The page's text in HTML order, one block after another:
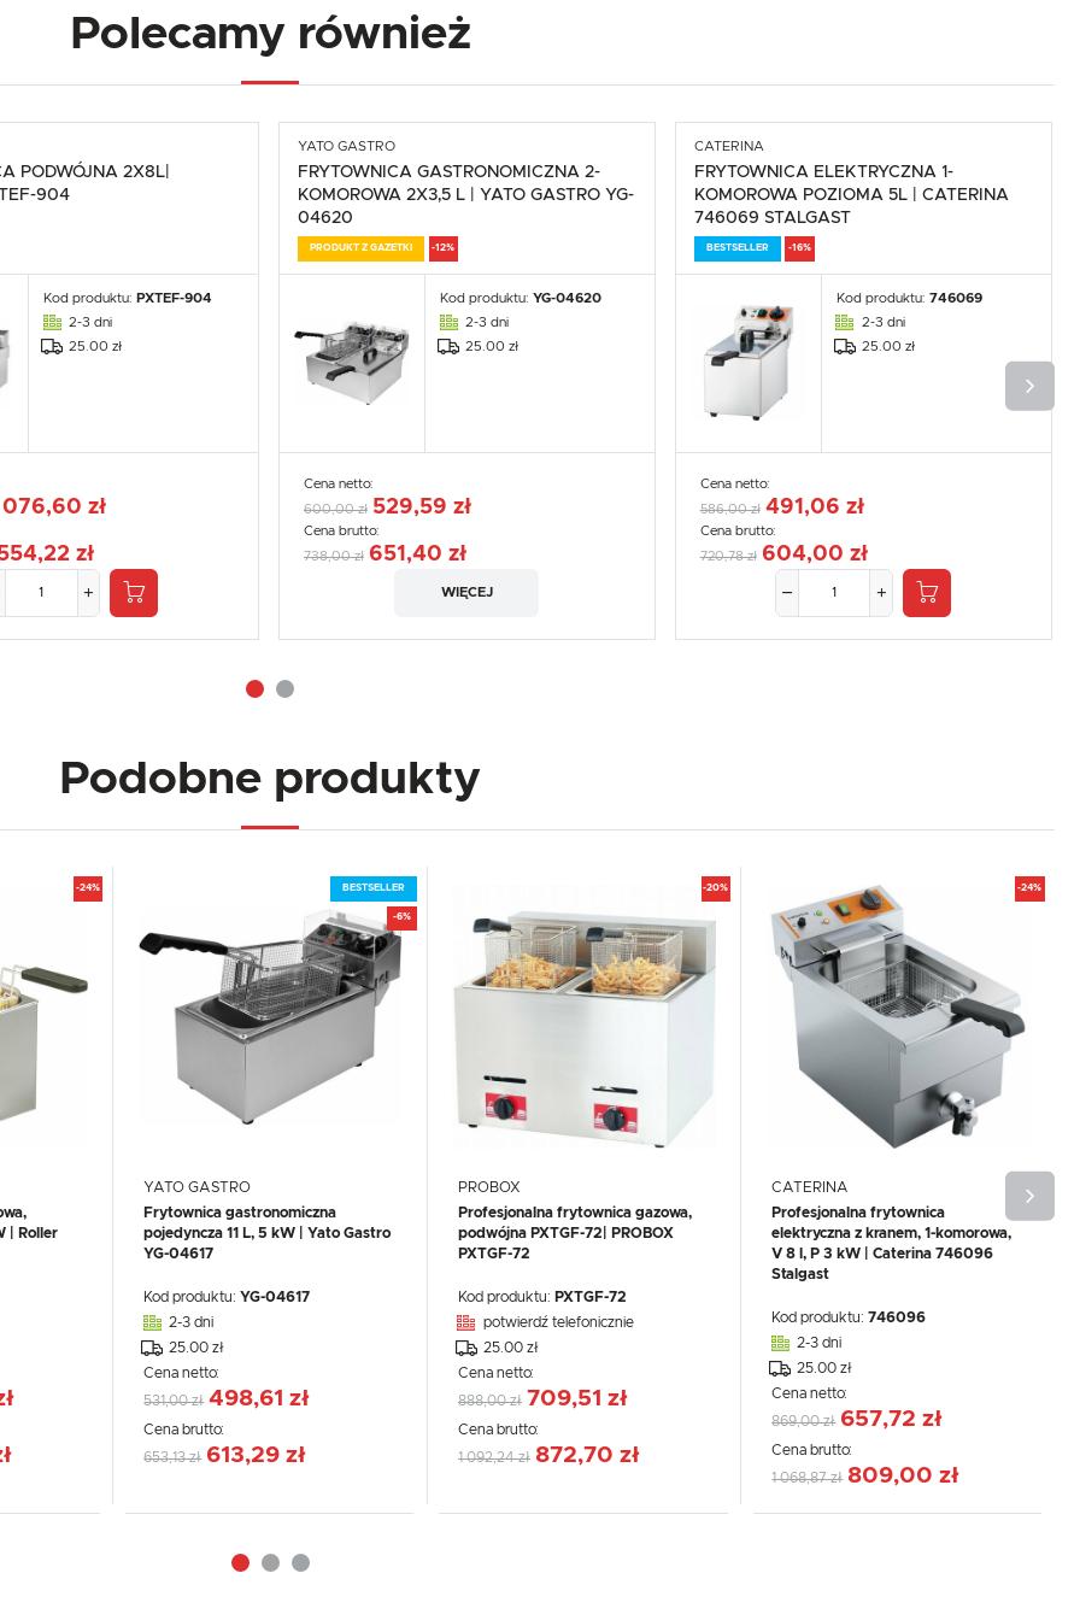
Polecamy również
PODWÓJNA 2X8L|
904
Kod produktu: PXTEF-904
2-3 dni
25.00 zł
zł
zł
YATO GASTRO
FRYTOWNICA GASTRONOMICZNA 2-
KOMOROWA 2X3,5 L | YATO GASTRO YG-
04620
PRODUKT Z GAZETKI -12%
Kod produktu:YG-04620
2-3 dni
25.00 zł
Cena netto:
600,00 zł 529,59 zł
Cena brutto:
738,00 zł 651,40 zł
WIĘCEJ
CATERINA
FRYTOWNICA ELEKTRYCZNA 1-
KOMOROWA POZIOMA 5L | CATERINA
746069 STALGAST
BESTSELLER -16%
Kod produktu: 746069
2-3 dni
25.00 zł
Cena netto:
586,00 zł 491,06 zł
Cena brutto:
720,78 zł 604,00 zł
Podobne produkty
-24%
| Roller
BESTSELLER
-6%
YATO GASTRO
Frytownica gastronomiczna
pojedyncza 11 L, 5 kW | Yato Gastro
YG-04617
Kod produktu: YG-04617
2-3 dni
25.00 zł
Cena netto:
531,00 zł 498,61 zł
Cena brutto:
653,13 zł 613,29 zł
WIĘCEJ
-20%
PROBOX
Profesjonalna frytownica gazowa,
podwójna PXTGF-72| PROBOX
PXTGF-72
Kod produktu: PXTGF-72
potwierdź telefonicznie
25.00 zł
Cena netto:
888,00 zł 709,51 zł
Cena brutto:
1 092,24 zł 872,70 zł
-24%
CATERINA
Profesjonalna frytownica
elektryczna z kranem, 1-komorowa,
V 8 l, P 3 kW | Caterina 746096
Stalgast
Kod produktu:746096
2-3 dni
25.00 zł
Cena netto:
869,00 zł 657,72 zł
Cena brutto:
1 068,87 zł 809,00 zł
pliki cookies pomagają nam rozwijać się i dostosowywać do Twoich potrzeb.
analityczne pozwalają na uzyskanie informacji w zakresie wykorzystywania witryny
informacje są przetwarzane w formie zanonimizowanej. Wyrażenie zgody na analityczne
cookies gwarantuje dostępność wszystkich funkcjonalności.
reklamowym plikom cookies prezentujemy Ci najciekawsze informacje i aktualności na stronach
pliki cookies służą do prezentowania Ci naszych komunikatów na podstawie analizy
upodobań oraz Twoich zwyczajów dotyczących przeglądanej witryny internetowej. Treści
innych dostawców usług. Firmy te działają w charakterze pośredników prezentujących nasze
ZAPISZ WYBRANE